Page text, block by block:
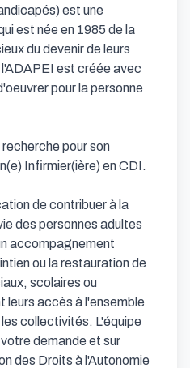
est une
est née en 1985 de la
du devenir de leurs
est créée avec
pour la personne
Infirmier(ière) en CDI.
de contribuer à la
des personnes adultes
accompagnement
ou la restauration de
scolaires ou
leurs accès à l'ensemble
collectivités. L'équipe
demande et sur
des Droits à l'Autonomie